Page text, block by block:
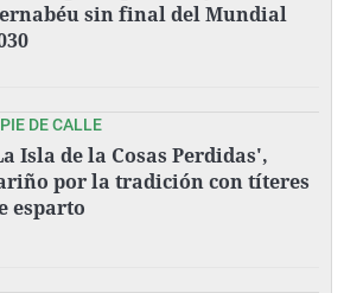
sin final del Mundial
DE CALLE
Isla de la Cosas Perdidas',
por la tradición con títeres
esparto